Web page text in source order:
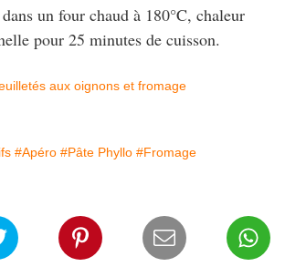
dans un four chaud à 180°C, chaleur
pour 25 minutes de cuisson.
#Apéro #Pâte Phyllo #Fromage